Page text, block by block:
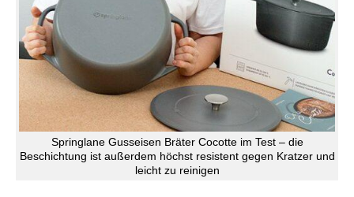
Springlane Gusseisen Bräter Cocotte im Test – die
Beschichtung ist außerdem höchst resistent gegen Kratzer und
leicht zu reinigen